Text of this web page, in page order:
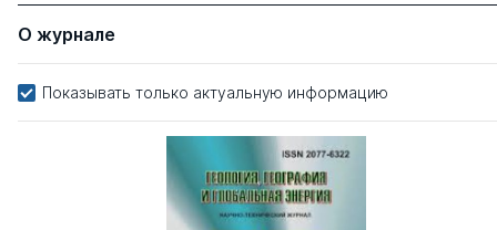
О журнале
Показывать только актуальную информацию